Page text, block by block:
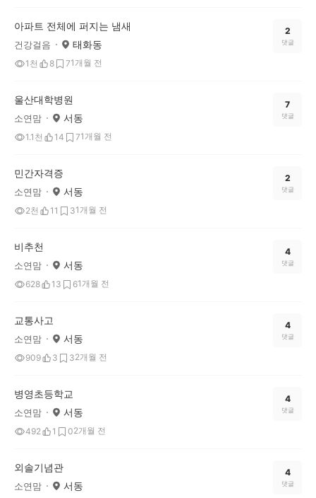
아파트 전체에 퍼지는 냄새
건강걸음 태화동
1천 8 71개월 전
2
댓글
울산대학병원
소연맘 서동
1.1천 14 71개월 전
7
댓글
민간자격증
소연맘 서동
2천 11 31개월 전
2
댓글
비추천
소연맘 서동
628 13 61개월 전
4
댓글
교통사고
소연맘 서동
909 3 32개월 전
4
댓글
병영초등학교
소연맘 서동
492 1 02개월 전
4
댓글
외솔기념관
소연맘 서동
4
댓글